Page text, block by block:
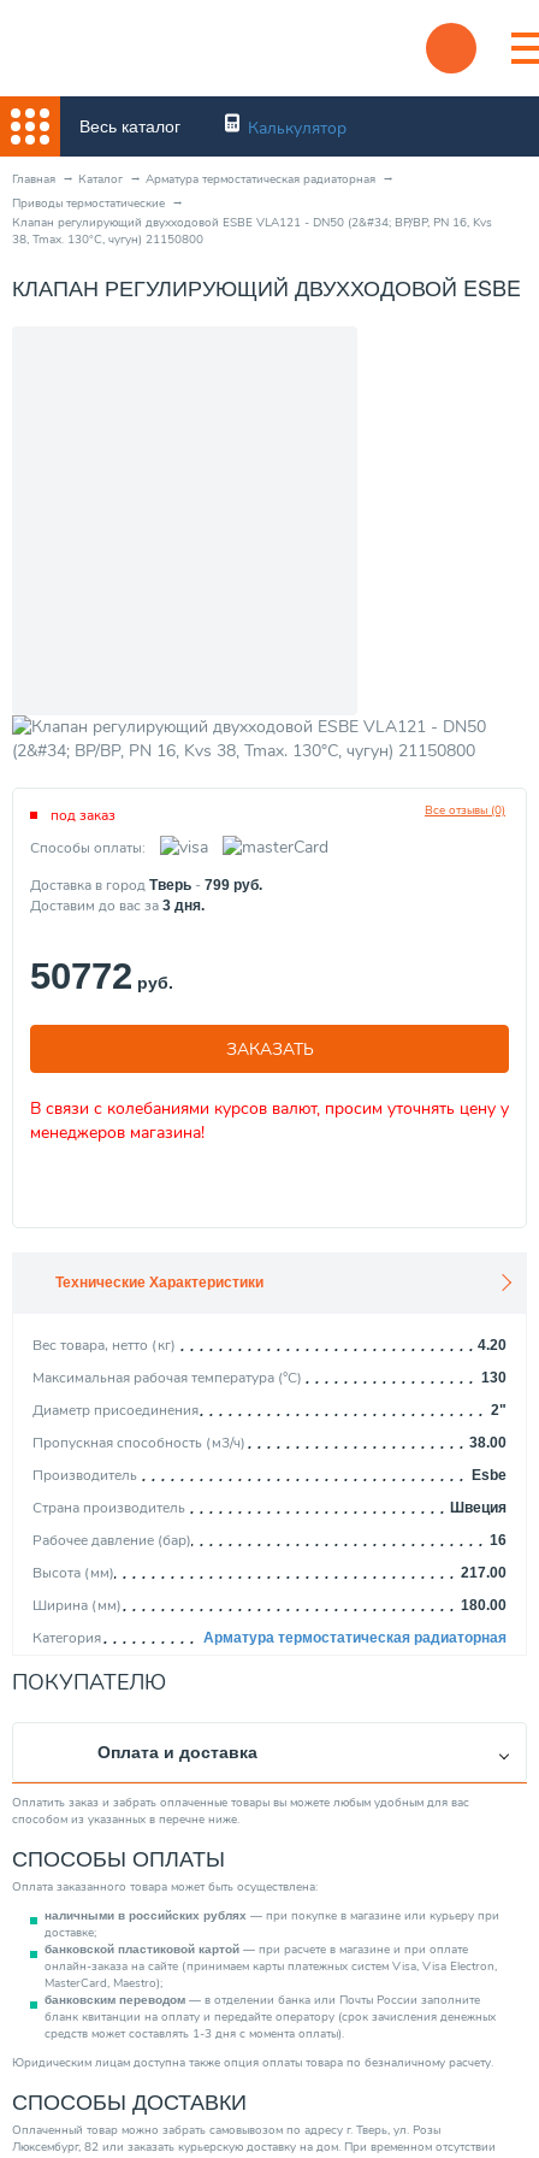
Весь каталог Калькулятор
Главная Каталог
Арматура термостатическая радиаторная
Приводы термостатические
Клапан регулирующий двухходовой ESBE VLA121 - DN50 (2&#34; ВР/ВР, PN 16, Kvs
38, Tmax. 130°C, чугун) 21150800
КЛАПАН РЕГУЛИРУЮЩИЙ ДВУХХОДОВОЙ ESBE
Все отзывы (0)
под заказ
Способы оплаты:
Доставка в город Тверь - 799 руб.
Доставим до вас за 3 дня.
50772 руб.
ЗАКАЗАТЬ
В связи с колебаниями курсов валют, просим уточнять цену у
менеджеров магазина!
Технические Характеристики
Вес товара, нетто (кг) 4.20
Максимальная рабочая температура (°С) 130
Диаметр присоединения 2"
Пропускная способность (м3/ч) 38.00
Производитель Esbe
Страна производитель Швеция
Рабочее давление (бар) 16
Высота (мм) 217.00
Ширина (мм) 180.00
Категория Арматура термостатическая радиаторная
ПОКУПАТЕЛЮ
Оплата и доставка
Оплатить заказ и забрать оплаченные товары вы можете любым удобным для вас
способом из указанных в перечне ниже.
СПОСОБЫ ОПЛАТЫ
Оплата заказанного товара может быть осуществлена:
наличными в российских рублях — при покупке в магазине или курьеру при
доставке;
банковской пластиковой картой — при расчете в магазине и при оплате
онлайн-заказа на сайте (принимаем карты платежных систем Visa, Visa Electron,
MasterCard, Maestro);
банковским переводом — в отделении банка или Почты России заполните
бланк квитанции на оплату и передайте оператору (срок зачисления денежных
средств может составлять 1-3 дня с момента оплаты).
Юридическим лицам доступна также опция оплаты товара по безналичному расчету.
СПОСОБЫ ДОСТАВКИ
Оплаченный товар можно забрать самовывозом по адресу г. Тверь, ул. Розы
Люксембург, 82 или заказать курьерскую доставку на дом. При временном отсутствии